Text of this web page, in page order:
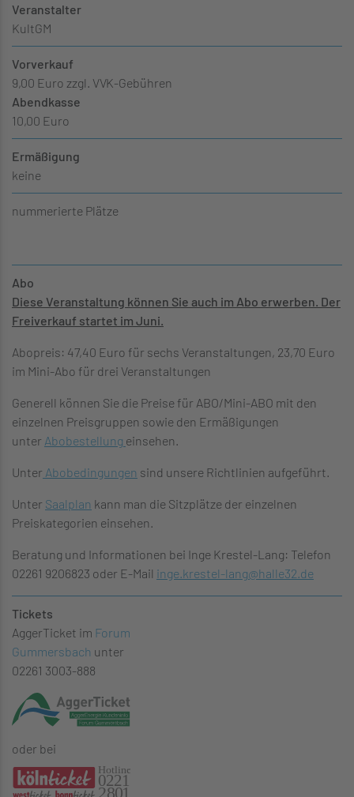
Veranstalter
KultGM
Vorverkauf
9,00 Euro zzgl. VVK-Gebühren
Abendkasse
10,00 Euro
Ermäßigung
keine
nummerierte Plätze
Abo
Diese Veranstaltung können Sie auch im Abo erwerben. Der
Freiverkauf startet im Juni.
Abopreis: 47,40 Euro für sechs Veranstaltungen, 23,70 Euro
im Mini-Abo für drei Veranstaltungen
Generell können Sie die Preise für ABO/Mini-ABO mit den
einzelnen Preisgruppen sowie den Ermäßigungen
unter Abobestellung einsehen.
Unter Abobedingungen sind unsere Richtlinien aufgeführt.
Unter Saalplan kann man die Sitzplätze der einzelnen
Preiskategorien einsehen.
Beratung und Informationen bei Inge Krestel-Lang: Telefon
02261 9206823 oder E-Mail inge.krestel-lang@halle32.de
Tickets
AggerTicket im Forum
Gummersbach unter
02261 3003-888
oder bei